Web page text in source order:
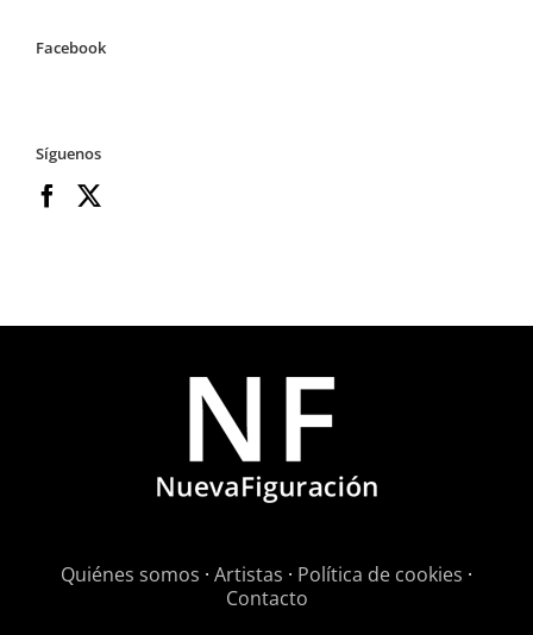
Facebook
Síguenos
Quiénes somos · Artistas · Política de cookies ·
Contacto